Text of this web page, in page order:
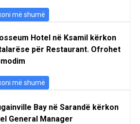
më shumë
Hotel në Ksamil kërkon
për Restaurant. Ofrohet
më shumë
Bay në Sarandë kërkon
General Manager